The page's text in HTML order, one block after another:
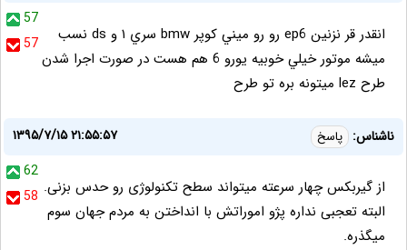
57
57
انقدر قر نزنين ep6 رو رو ميني كوپر bmw سري ١ و ds نسب
ميشه موتور خيلي خوبيه يورو 6 هم هست در صورت اجرا شدن
طرح lez ميتونه بره تو طرح
ناشناس: پاسخ
۱۳۹۵/۷/۱۵ ۲۱:۵۵:۵۷
62
58 از گیربکس چهار سرعته میتواند سطح تکنولوژی رو حدس بزنی.
البته تعجبی نداره پژو اموراتش با انداختن به مردم جهان سوم
میگذره.